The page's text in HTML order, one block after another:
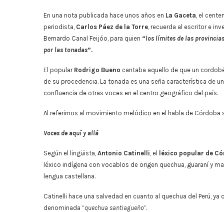
En una nota publicada hace unos años en La Gaceta, el
periodista, Carlos Páez de la Torre, recuerda al escritor e
Bernardo Canal Feijóo, para quien “los límites de las
por las tonadas”.
El popular Rodrigo Bueno cantaba aquello de que un
de su procedencia. La tonada es una seña característica de
confluencia de otras voces en el centro geográfico del país.
Al referirnos al movimiento melódico en el habla de Córdoba
Voces de aquí y allá
Según el lingüista, Antonio Catinelli, el léxico popular de
léxico indígena con vocablos de origen quechua, guaraní y
lengua castellana.
Catinelli hace una salvedad en cuanto al quechua del Perú,
denominada “quechua santiagueño”.